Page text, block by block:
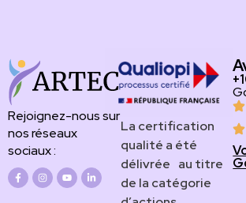
Rejoignez-nous sur
nos réseaux
sociaux :
​​​La certification
qualité a été
délivrée au titre
de la catégorie